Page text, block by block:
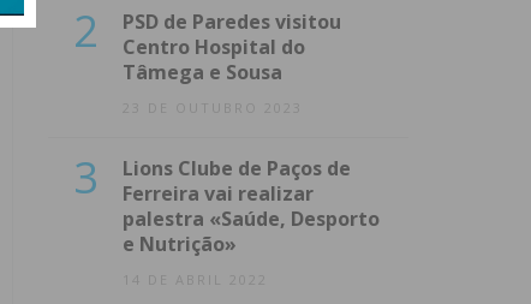
2
PSD de Paredes visitou
Centro Hospital do
Tâmega e Sousa
23 DE OUTUBRO 2023
3
Lions Clube de Paços de
Ferreira vai realizar
palestra «Saúde, Desporto
e Nutrição»
14 DE ABRIL 2022